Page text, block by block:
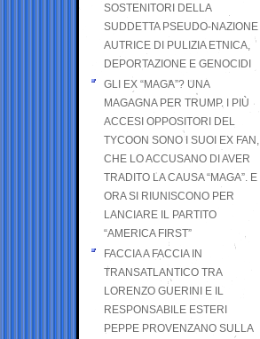
SOSTENITORI DELLA
SUDDETTA PSEUDO-NAZIONE
AUTRICE DI PULIZIA ETNICA,
DEPORTAZIONE E GENOCIDI
GLI EX “MAGA”? UNA
MAGAGNA PER TRUMP. I PIÙ
ACCESI OPPOSITORI DEL
TYCOON SONO I SUOI EX FAN,
CHE LO ACCUSANO DI AVER
TRADITO LA CAUSA “MAGA”. E
ORA SI RIUNISCONO PER
LANCIARE IL PARTITO
“AMERICA FIRST”
FACCIA A FACCIA IN
TRANSATLANTICO TRA
LORENZO GUERINI E IL
RESPONSABILE ESTERI
PEPPE PROVENZANO SULLA